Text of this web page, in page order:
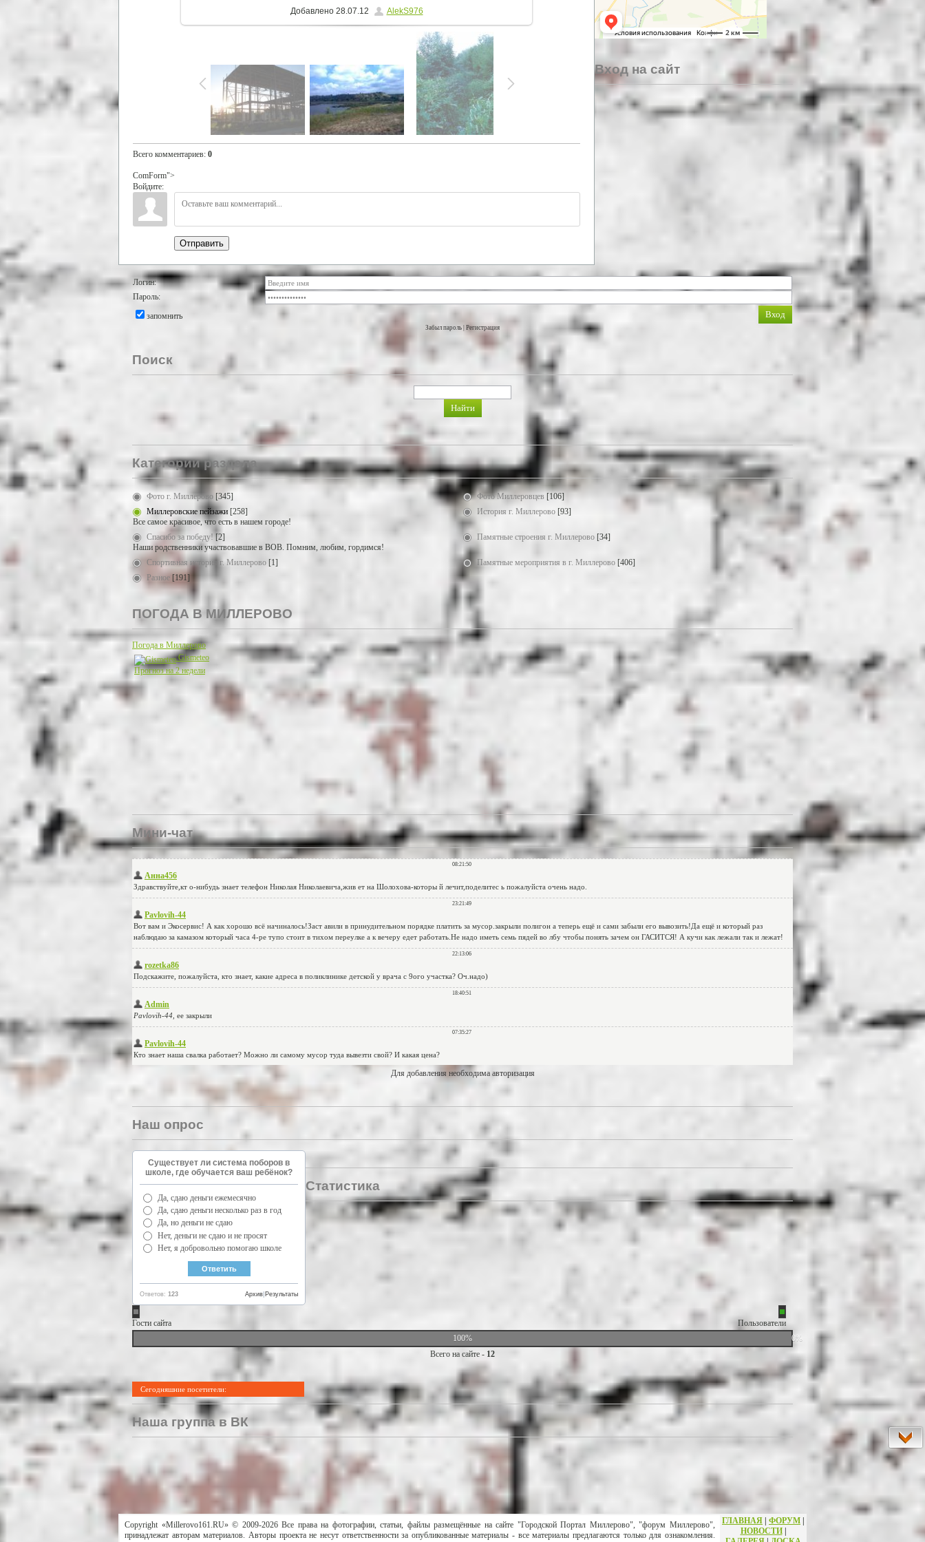
Добавлено28.07.12 AlekS976
Всего комментариев: 0
ComForm">
Войдите:
Отправить
Вход на сайт
Логин:
Пароль:
запомнить
Забыл пароль Регистрация
Поиск
Категории раздела
Фото г. Миллерово [345] Фото Миллеровцев [106]
Миллеровские пейзажи [258]
Все самое красивое, что есть в нашем городе!
История г. Миллерово [93]
Спасибо за победу! [2]
Наши родственники участвовавшие в ВОВ. Помним, любим, гордимся!
Памятные строения г. Миллерово [34]
Спортивная история г. Миллерово [1] Памятные мероприятия в г. Миллерово [406]
Разное [191]
ПОГОДА В МИЛЛЕРОВО
Погода в Миллерово
Gismeteo
Прогноз на 2 недели
Мини-чат
Для добавления необходима авторизация
Наш опрос
Существует ли система поборов в
школе, где обучается ваш ребёнок?
Да, сдаю деньги ежемесячно
Да, сдаю деньги несколько раз в год
Да, но деньги не сдаю
Нет, деньги не сдаю и не просят
Нет, я добровольно помогаю школе
Ответов: 123 Результаты
Архив
Статистика
Гости сайта
Пользователи
100%
0%
Всего на сайте - 12
Сегодняшние посетители:
Наша группа в ВК
Copyright «Millerovo161.RU» © 2009-2026 Все права на фотографии, статьи, файлы размещённые на сайте "Городской Портал Миллерово", "форум Миллерово",
принадлежат авторам материалов. Авторы проекта не несут ответственности за опубликованные материалы - все материалы предлагаются только для ознакомления.
ГЛАВНАЯ | ФОРУМ |
НОВОСТИ|